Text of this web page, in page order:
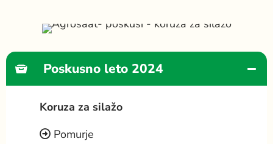
Poskusno leto 2024
Koruza za silažo
Pomurje